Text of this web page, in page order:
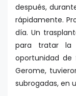
después,
rápidamente.
día. Un
para tratar
oportunidad de
Gerome,
subrogadas, en